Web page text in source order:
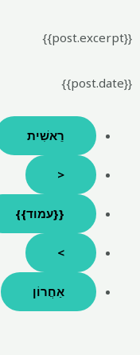
{{post.excerpt}}
{{post.date}}
רֵאשִׁית
<
{{עמוד}}
>
אַחֲרוֹן